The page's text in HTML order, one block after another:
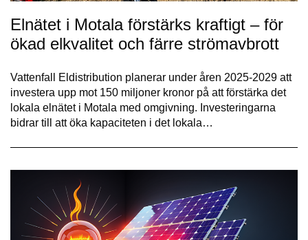
Elnätet i Motala förstärks kraftigt – för
ökad elkvalitet och färre strömavbrott
Vattenfall Eldistribution planerar under åren 2025-2029 att
investera upp mot 150 miljoner kronor på att förstärka det
lokala elnätet i Motala med omgivning. Investeringarna
bidrar till att öka kapaciteten i det lokala…